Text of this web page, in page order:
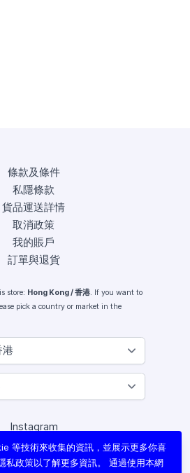
條款及條件
私隱條款
貨品運送詳情
取消政策
我的賬戶
訂單與退貨
store: Hong Kong / 香港. If you want to
pick a country or market in the
Instagram
Facebook
X (Twitter)
等技術來收集的資訊，並展示更多你喜
私政策以了解更多資訊。 通過使用本網